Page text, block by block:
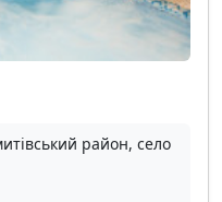
район, село